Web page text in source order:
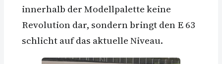
innerhalb der Modellpalette keine
Revolution dar, sondern bringt den E 63
schlicht auf das aktuelle Niveau.